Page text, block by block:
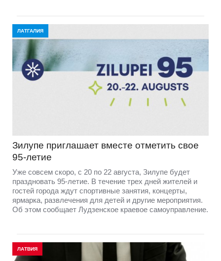
ЛАТГАЛИЯ
Зилупе приглашает вместе отметить свое
95-летие
Уже совсем скоро, с 20 по 22 августа, Зилупе будет
праздновать 95-летие. В течение трех дней жителей и
гостей города ждут спортивные занятия, концерты,
ярмарка, развлечения для детей и другие мероприятия.
Об этом сообщает Лудзенское краевое самоуправление.
ЛАТВИЯ